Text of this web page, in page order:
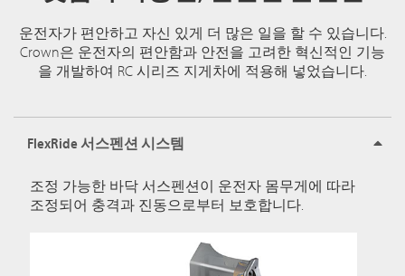
운전자가 편안하고 자신 있게 더 많은 일을 할 수 있습니다.
Crown은 운전자의 편안함과 안전을 고려한 혁신적인 기능
을 개발하여 RC 시리즈 지게차에 적용해 넣었습니다.
FlexRide 서스펜션 시스템
조정 가능한 바닥 서스펜션이 운전자 몸무게에 따라
조정되어 충격과 진동으로부터 보호합니다.